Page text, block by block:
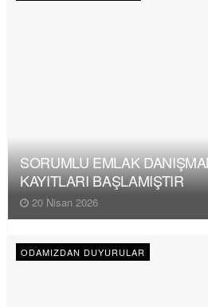
SORUMLU EMLAK
KAYITLARI BAŞLAMIŞTIR
20 Nisan 2026
ODAMIZDAN DUYURULAR